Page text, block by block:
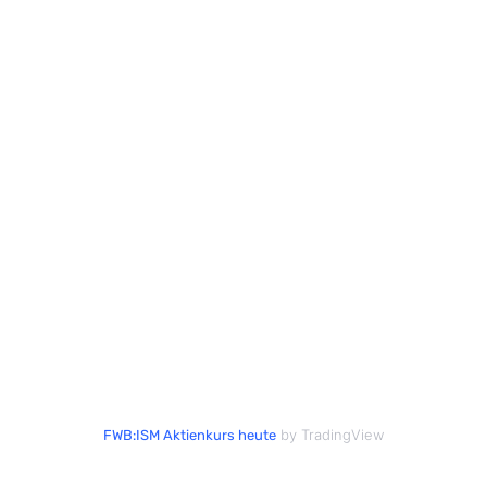
FWB:ISM Aktienkurs heute by TradingView